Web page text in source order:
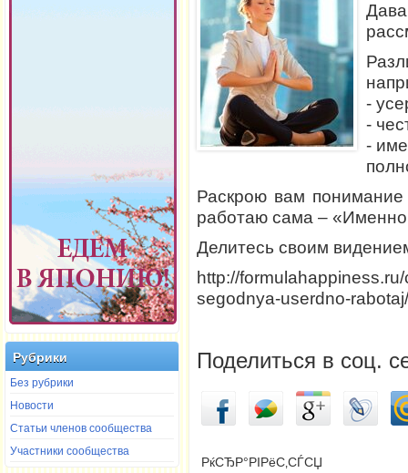
Рубрики
Без рубрики
Новости
Статьи членов сообщества
Участники сообщества
-
-
-
Раскрою вам
работаю сама – «Именно
Делитесь своим
http://
segodnya-userdno-rabotaj/
Поделиться в соц.
РќСЂР°РІРёС‚СЃСЏ